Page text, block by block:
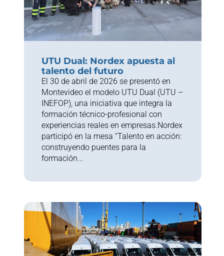
UTU Dual: Nordex apuesta al
talento del futuro
El 30 de abril de 2026 se presentó en
Montevideo el modelo UTU Dual (UTU –
INEFOP), una iniciativa que integra la
formación técnico-profesional con
experiencias reales en empresas.Nordex
participó en la mesa “Talento en acción:
construyendo puentes para la
formación...